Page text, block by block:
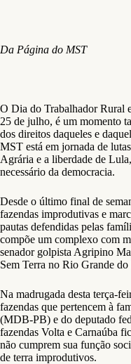
Da Página do MST
O Dia do Trabalhador Rural
25 de julho, é um momento
dos direitos daqueles e
MST está em jornada de
Agrária e a liberdade de
necessário da democracia.
Desde o último final de
fazendas improdutivas e
pautas defendidas pelas
compõe um complexo com
senador golpista Agripino
Sem Terra no Rio Grande
Na madrugada desta terça-
fazendas que pertencem à
(MDB-PB) e do deputado
fazendas Volta e Carnaúba
não cumprem sua função
de terra improdutivos.